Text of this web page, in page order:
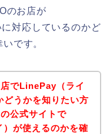
のお店が
対応しているのかど
です。
でLinePay（ライ
どうかを知りたい方
公式サイトで
が使えるのかを確